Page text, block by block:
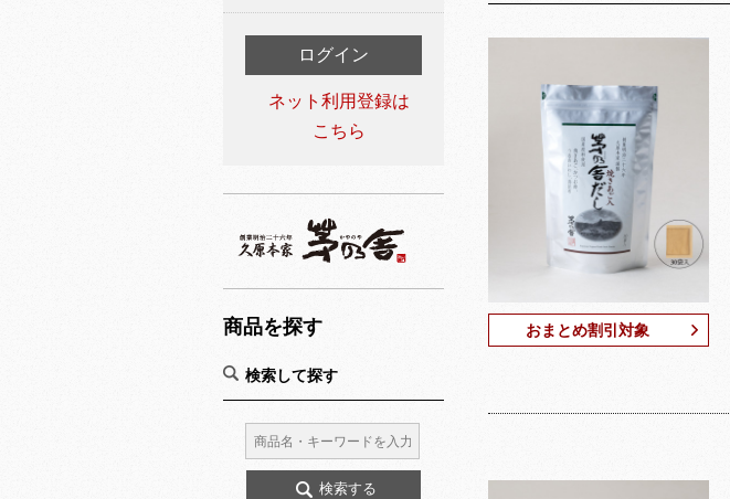
ログイン
ネット利用登録は
こちら
商品を探す
検索して探す
おまとめ割引対象